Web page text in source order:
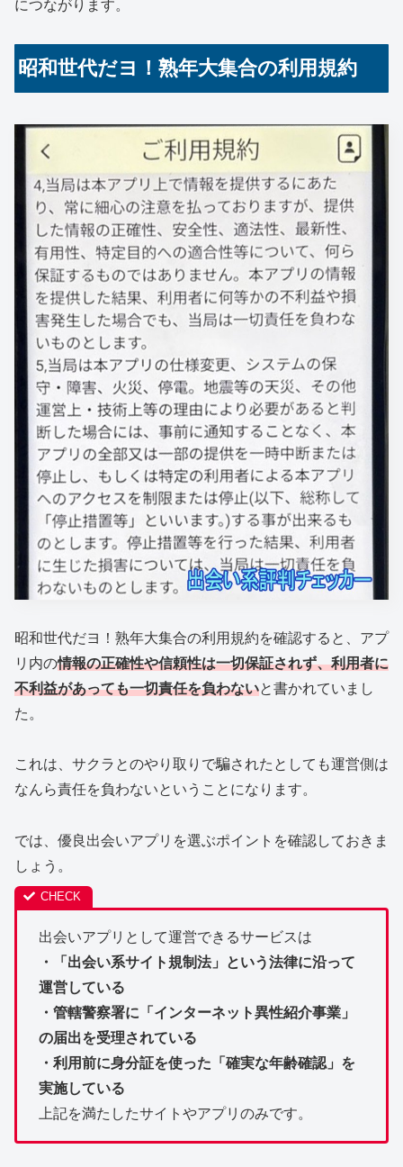
につながります。
昭和世代だヨ！熟年大集合の利用規約
昭和世代だヨ！熟年大集合の利用規約を確認すると、アプ
リ内の情報の正確性や信頼性は一切保証されず、利用者に
不利益があっても一切責任を負わないと書かれていまし
た。
これは、サクラとのやり取りで騙されたとしても運営側は
なんら責任を負わないということになります。
では、優良出会いアプリを選ぶポイントを確認しておきま
しょう。
出会いアプリとして運営できるサービスは
・「出会い系サイト規制法」という法律に沿って
運営している
・管轄警察署に「インターネット異性紹介事業」
の届出を受理されている
・利用前に身分証を使った「確実な年齢確認」を
実施している
上記を満たしたサイトやアプリのみです。